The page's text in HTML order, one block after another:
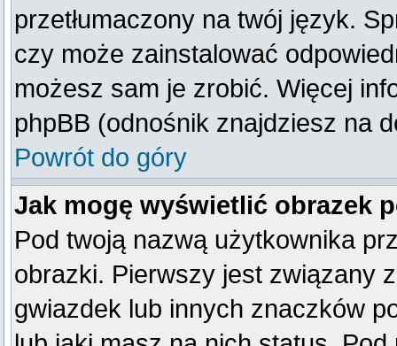
przetłumaczony na twój język.
czy może zainstalować
możesz sam je zrobić. Więcej
phpBB (odnośnik znajdziesz na
Powrót do góry
Jak mogę wyświetlić obrazek
Pod twoją nazwą użytkownika
obrazki. Pierwszy jest związany
gwiazdek lub innych znaczków